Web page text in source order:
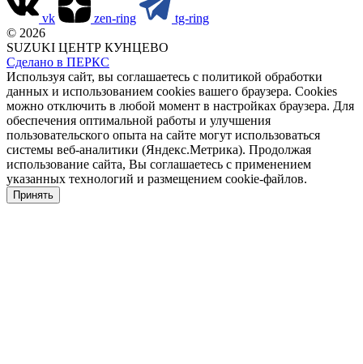
vk zen-ring
tg-ring
© 2026
SUZUKI ЦЕНТР КУНЦЕВО
Сделано в ПЕРКС
Используя сайт, вы соглашаетесь с политикой обработки
данных и использованием cookies вашего браузера. Cookies
можно отключить в любой момент в настройках браузера. Для
обеспечения оптимальной работы и улучшения
пользовательского опыта на сайте могут использоваться
системы веб-аналитики (Яндекс.Метрика). Продолжая
использование сайта, Вы соглашаетесь с применением
указанных технологий и размещением cookie-файлов.
Принять